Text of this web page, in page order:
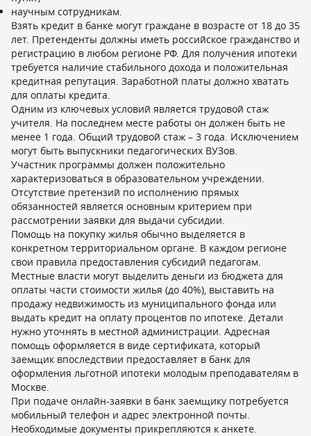
научным сотрудникам.
Взять кредит в банке могут граждане в возрасте от 18 до 35
лет. Претенденты должны иметь российское гражданство и
регистрацию в любом регионе РФ. Для получения ипотеки
требуется наличие стабильного дохода и положительная
кредитная репутация. Заработной платы должно хватать
для оплаты кредита.
Одним из ключевых условий является трудовой стаж
учителя. На последнем месте работы он должен быть не
менее 1 года. Общий трудовой стаж – 3 года. Исключением
могут быть выпускники педагогических ВУЗов.
Участник программы должен положительно
характеризоваться в образовательном учреждении.
Отсутствие претензий по исполнению прямых
обязанностей является основным критерием при
рассмотрении заявки для выдачи субсидии.
Помощь на покупку жилья обычно выделяется в
конкретном территориальном органе. В каждом регионе
свои правила предоставления субсидий педагогам.
Местные власти могут выделить деньги из бюджета для
оплаты части стоимости жилья (до 40%), выставить на
продажу недвижимость из муниципального фонда или
выдать кредит на оплату процентов по ипотеке. Детали
нужно уточнять в местной администрации. Адресная
помощь оформляется в виде сертификата, который
заемщик впоследствии предоставляет в банк для
оформления льготной ипотеки молодым преподавателям в
Москве.
При подаче онлайн-заявки в банк заемщику потребуется
мобильный телефон и адрес электронной почты.
Необходимые документы прикрепляются к анкете.